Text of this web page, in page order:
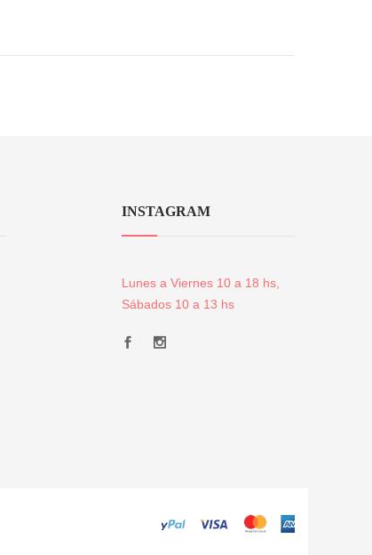
INSTAGRAM
Lunes a Viernes 10 a 18 hs,
Sábados 10 a 13 hs